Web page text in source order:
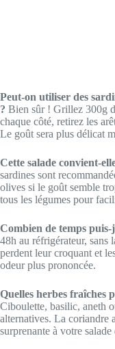
Peut-on utiliser des
? Bien sûr ! Grillez 300g
chaque côté, retirez les
Le goût sera plus délicat
Cette salade convient-
sardines sont
olives si le goût semble
tous les légumes pour
Combien de temps puis-
48h au réfrigérateur, sans
perdent leur croquant et
odeur plus prononcée.
Quelles herbes fraîches
Ciboulette, basilic, aneth
alternatives. La coriandre
surprenante à votre salade